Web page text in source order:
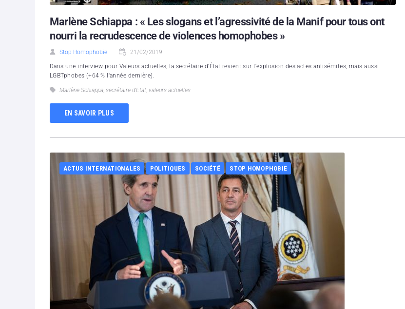
Marlène Schiappa : « Les slogans et l’agressivité de la Manif pour tous ont
nourri la recrudescence de violences homophobes »
Stop Homophobie 21/02/2019
Dans une interview pour Valeurs actuelles, la secrétaire d'État revient sur l'explosion des actes antisémites, mais aussi
LGBTphobes (+64 % l'année dernière).
Marlène Schiappa, secrétaire d'Etat, valeurs actuelles
EN SAVOIR PLUS
ACTUS INTERNATIONALES POLITIQUES SOCIÉTÉ STOP HOMOPHOBIE